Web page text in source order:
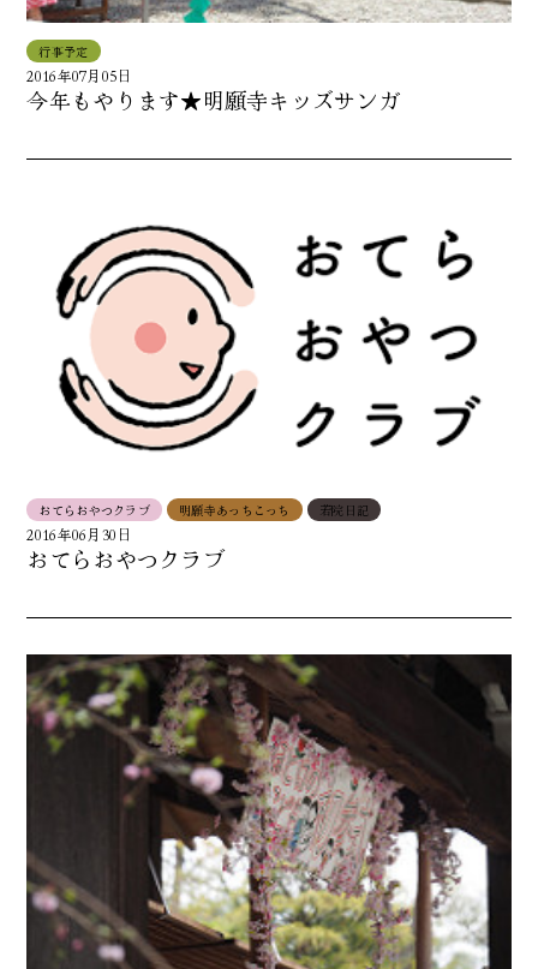
行事予定
2016年07月05日
今年もやります★明願寺キッズサンガ
おてらおやつクラブ 明願寺あっちこっち 若院日記
2016年06月30日
おてらおやつクラブ